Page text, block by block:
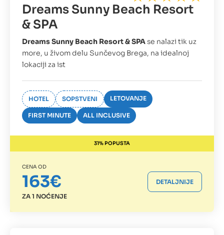
Dreams Sunny Beach Resort
& SPA
Dreams Sunny Beach Resort & SPAse nalazi tik uz
more, u živom delu Sunčevog Brega, na idealnoj
lokaciji za ist
HOTEL SOPSTVENI LETOVANJE
FIRST MINUTE ALL INCLUSIVE
31% POPUSTA
CENA OD
163€
ZA 1 NOĆENJE
DETALJNIJE